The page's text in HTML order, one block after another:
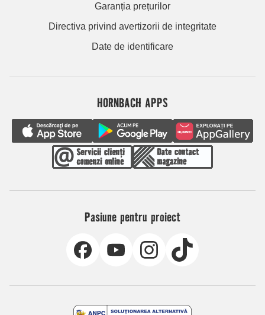
Garanția prețurilor
Directiva privind avertizorii de integritate
Date de identificare
HORNBACH APPS
Pasiune pentru proiect